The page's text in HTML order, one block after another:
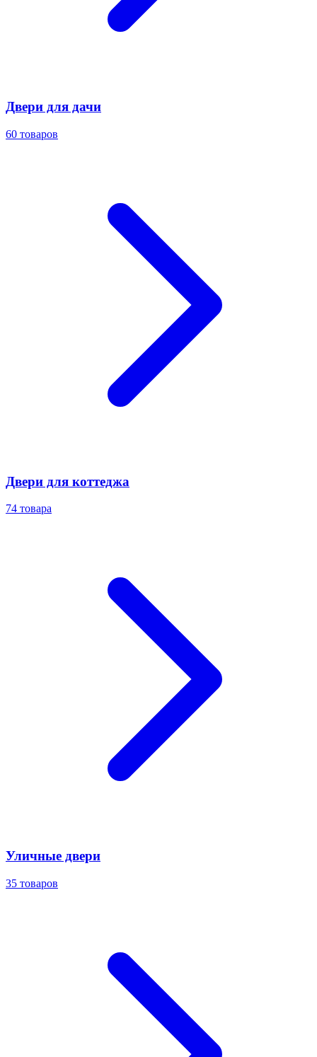
Двери для дачи
60 товаров
Двери для коттеджа
74 товара
Уличные двери
35 товаров